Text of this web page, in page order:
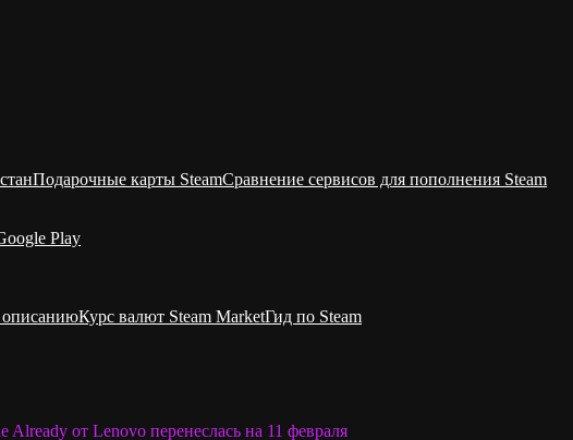
Подарочные карты SteamСравнение сервисов для пополнения Steam
Play
Курс валют Steam MarketГид по Steam
Already от Lenovo перенеслась на 11 февраля